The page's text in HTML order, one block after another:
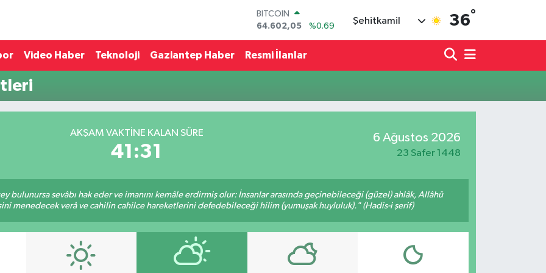
BITCOIN
64.602,05
%0.69
DOLAR
47,6006
64,2398
%0.2
GRAM ALTIN
Şehitkamil 36°
Video Haber Teknoloji Gaziantep Haber Resmi İlanlar
AKŞAM VAKTINE KALAN SÜRE
41:31
6 Ağustos 2026
23 Safer 1448
bulunursa sevâbı hak eder ve imanını kemâle erdirmiş olur: İnsanlar arasında geçinebileceği (güzel) ahlâk, Allâhü
menedecek verâ ve cahilin cahilce hareketlerini defedebileceği hilim (yumuşak huyluluk)." (Hadis-i şerif)